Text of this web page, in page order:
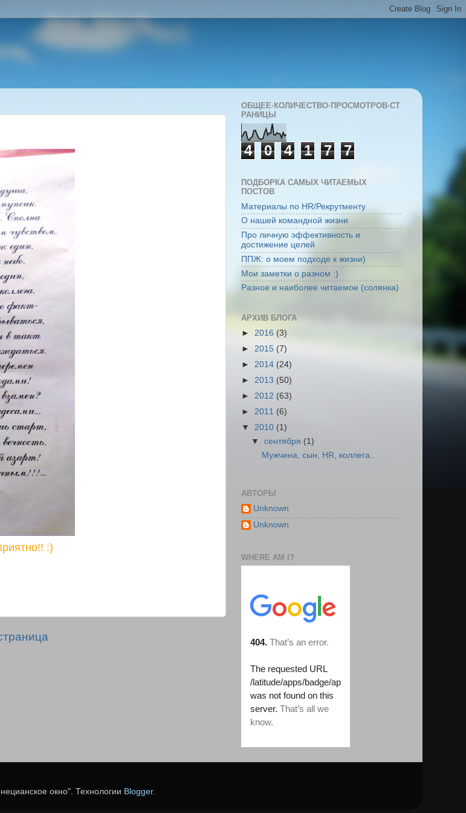
:)
ОБЩЕЕ·КОЛИЧЕСТВО·ПРОСМОТРОВ·СТ
РАНИЦЫ
4 0 4 1 7 7
ПОДБОРКА САМЫХ ЧИТАЕМЫХ
ПОСТОВ
Материалы по HR/Рекрутменту
О нашей командной жизни
Про личную эффективность и
достижение целей
ППЖ: о моем подходе к жизни)
Мои заметки о разном :)
Разное и наиболее читаемое (солянка)
АРХИВ БЛОГА
► 2016 (3)
► 2015 (7)
► 2014 (24)
► 2013 (50)
► 2012 (63)
► 2011 (6)
▼ 2010 (1)
▼сентября (1)
Мужчина, сын, HR, коллега..
АВТОРЫ
Unknown
Unknown
WHERE AM I?
окно". Технологии Blogger.